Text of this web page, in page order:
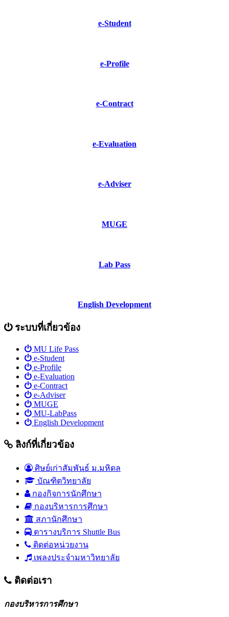
e-Student
e-Profile
e-Contract
e-Evaluation
e-Adviser
MUGE
Lab Pass
English Development
ระบบที่เกี่ยวข้อง
MU Life Pass
e-Student
e-Profile
e-Evaluation
e-Contract
e-Adviser
MUGE
MU-LabPass
English Development
ลิงก์ที่เกี่ยวข้อง
ศิษย์เก่าสัมพันธ์ ม.มหิดล
บัณฑิตวิทยาลัย
กองกิจการนักศึกษา
กองบริหารการศึกษา
สภานักศึกษา
ตารางบริการ Shuttle Bus
ติดต่อหน่วยงาน
เพลงประจำมหาวิทยาลัย
ติดต่อเรา
กองบริหารการศึกษา